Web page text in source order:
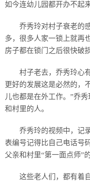
如今连幼儿园都开办不起
乔秀玲对村子衰老的
多，很多人家一锁上就再
房子都在锁门之后很快破
村子老去，乔秀玲心
更好的发展这是必然的，
儿也都是在外工作。”乔
和村里的人。
乔秀玲的视频中，记
表编号记得比自己电话号
父亲和村里“第一面点师”
这些老人们，都有着